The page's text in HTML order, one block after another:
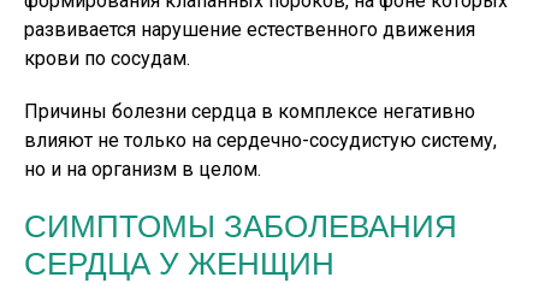
развивается нарушение естественного движения
крови по сосудам.
Причины болезни сердца в комплексе негативно
влияют не только на сердечно-сосудистую систему,
но и на организм в целом.
СИМПТОМЫ ЗАБОЛЕВАНИЯ
СЕРДЦА У ЖЕНЩИН